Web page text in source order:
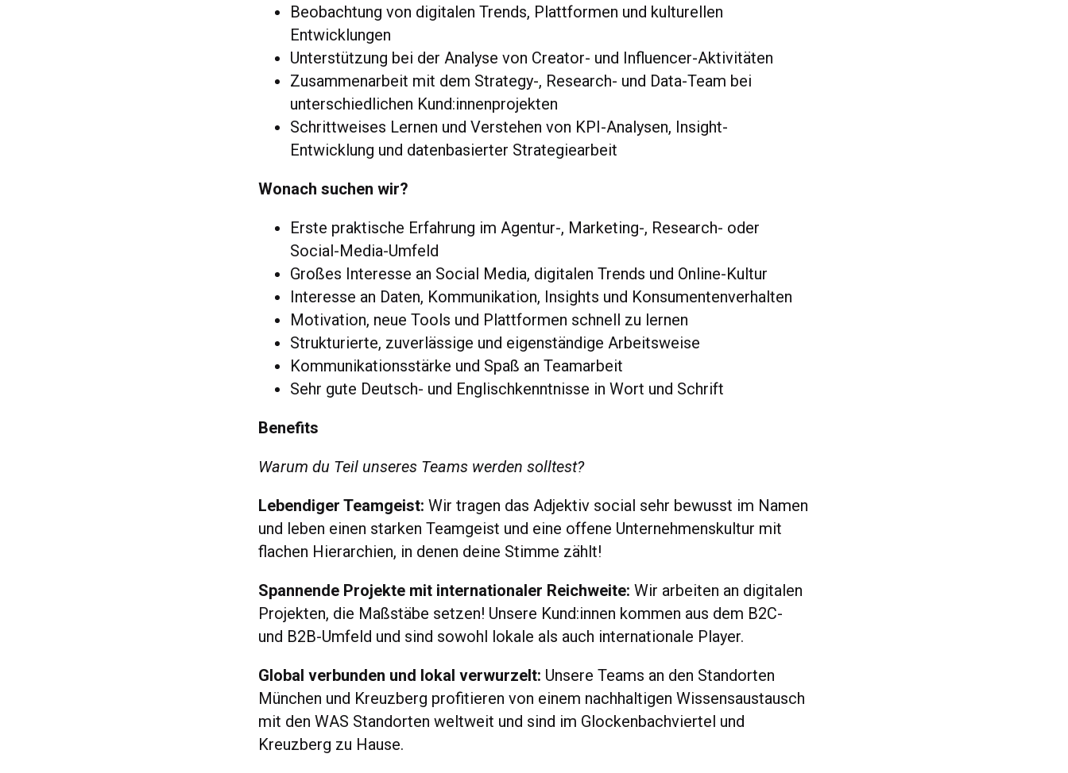
Beobachtung von digitalen Trends, Plattformen und kulturellen
Entwicklungen
Unterstützung bei der Analyse von Creator- und Influencer-Aktivitäten
Zusammenarbeit mit dem Strategy-, Research- und Data-Team bei
unterschiedlichen Kund:innenprojekten
Schrittweises Lernen und Verstehen von KPI-Analysen, Insight-
Entwicklung und datenbasierter Strategiearbeit
Wonach suchen wir?
Erste praktische Erfahrung im Agentur-, Marketing-, Research- oder
Social-Media-Umfeld
Großes Interesse an Social Media, digitalen Trends und Online-Kultur
Interesse an Daten, Kommunikation, Insights und Konsumentenverhalten
Motivation, neue Tools und Plattformen schnell zu lernen
Strukturierte, zuverlässige und eigenständige Arbeitsweise
Kommunikationsstärke und Spaß an Teamarbeit
Sehr gute Deutsch- und Englischkenntnisse in Wort und Schrift
Benefits
Warum du Teil unseres Teams werden solltest?
Lebendiger Teamgeist:Wir tragen das Adjektiv social sehr bewusst im Namen
und leben einen starken Teamgeist und eine offene Unternehmenskultur mit
flachen Hierarchien, in denen deine Stimme zählt!
Spannende Projekte mit internationaler Reichweite: Wir arbeiten an digitalen
Projekten, die Maßstäbe setzen! Unsere Kund:innen kommen aus dem B2C-
und B2B-Umfeld und sind sowohl lokale als auch internationale Player.
Global verbunden und lokal verwurzelt: Unsere Teams an den Standorten
München und Kreuzberg profitieren von einem nachhaltigen Wissensaustausch
mit den WAS Standorten weltweit und sind im Glockenbachviertel und
Kreuzberg zu Hause.